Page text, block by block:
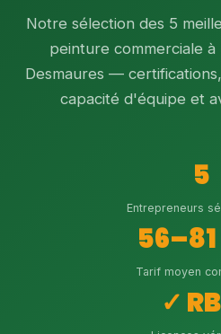
Notre sélection des 5
peinture commerciale
Desmaures —
capacité d'équipe et
5
Entrepreneurs
Tarif moyen
✓